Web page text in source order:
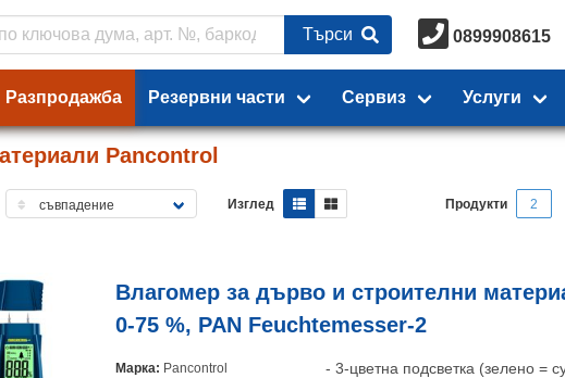
Търси 0899908615
Разпродажба Резервни части Сервиз Услуги
Pancontrol
Изглед Продукти 2
Влагомер за дърво и строителни
0-75 %, PAN Feuchtemesser-2
Марка: Pancontrol
- 3-цветна подсветка (зелено =